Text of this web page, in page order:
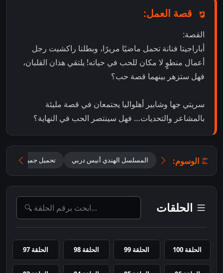
قصة العمل:
القصة:
أباراجيتا فنانة تحمل ماضيًا مريرًا، وبطلنا راكشيت رجل
أعمال منطوٍ لا مكان للحب في حياته! يلتقي هذان القلبان،
فهل ستزهر بينهما قصة حب؟
سريتي جها وشابير أهلواليا يجتمعان في قصة مليئة
بالمشاعر والتحديات… فهل سينتصر الحب في النهاية؟
الوسوم: المسلسل الهندي أنيس دربي تحميل جميع حلقات Oh Humnava – Tum Dena Saath Mera مترجمة
الحلقات
الحلقة 100 الحلقة 99 الحلقة 98 الحلقة 97